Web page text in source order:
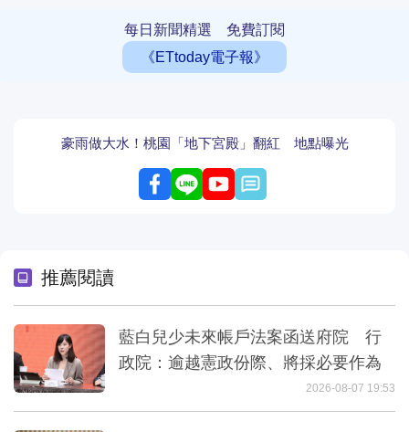
每日新聞精選 免費訂閱
《ETtoday電子報》
豪雨做大水！桃園「地下宮殿」翻紅 地點曝光
推薦閱讀
藍白兒少未來帳戶法案函送府院 行
政院：逾越憲政份際、將採必要作為
2026-08-07 19:53